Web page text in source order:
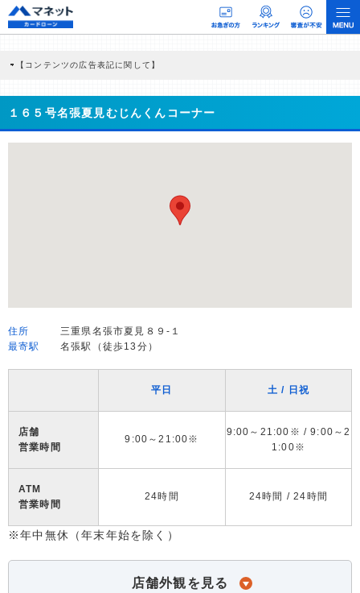
【コンテンツの広告表記に関して】
商品を根拠なくPRするものではなく、当編集部の調査／ユーザーへの口コミ収集な
どに基づき、公平性を担保した情報提供を行っています。
>提携企業一覧
１６５号名張夏見むじんくんコーナー
住所
三重県名張市夏見８９-１
最寄駅
名張駅（徒歩13分）
平日 土 / 日祝
店舗
営業時間
9:00～21:00※
9:00～21:00※ / 9:00～2
1:00※
ATM
営業時間
24時間 24時間 / 24時間
※年中無休（年末年始を除く）
店舗外観を見る